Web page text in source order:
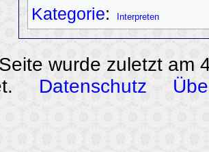
Kategorie: Interpreten
wurde zuletzt am
Datenschutz